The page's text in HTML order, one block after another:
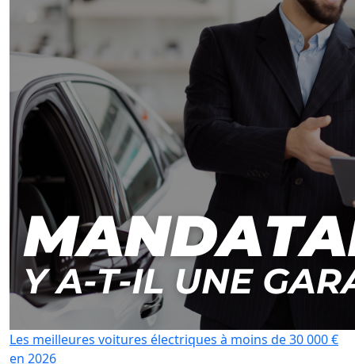
Les meilleures voitures électriques à moins de 30 000 €
en 2026